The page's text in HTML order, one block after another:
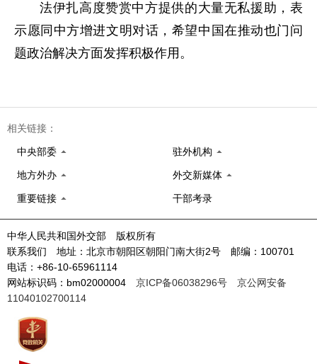
法伊扎高度赞赏中方提供的大量无私援助，表
示愿同中方增进文明对话，希望中国在推动也门问
题政治解决方面发挥积极作用。
相关链接：
中央部委 驻外机构
地方外办 外交新媒体
重要链接 干部考录
中华人民共和国外交部 版权所有
联系我们 地址：北京市朝阳区朝阳门南大街2号 邮编：100701
电话：+86-10-65961114
网站标识码：bm02000004 京ICP备06038296号
京公网安备
11040102700114